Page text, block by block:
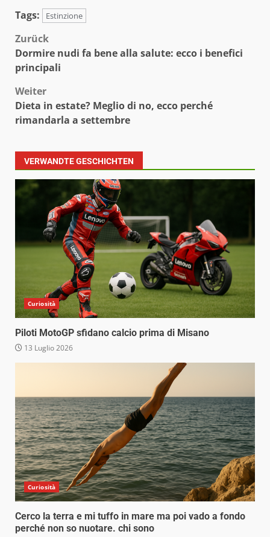
Tags: Estinzione
Beitragsnavigation
Zurück
Dormire nudi fa bene alla salute: ecco i benefici
principali
Weiter
Dieta in estate? Meglio di no, ecco perché
rimandarla a settembre
VERWANDTE GESCHICHTEN
Curiosità
Piloti MotoGP sfidano calcio prima di Misano
13 Luglio 2026
Curiosità
Cerco la terra e mi tuffo in mare ma poi vado a fondo
perché non so nuotare. chi sono